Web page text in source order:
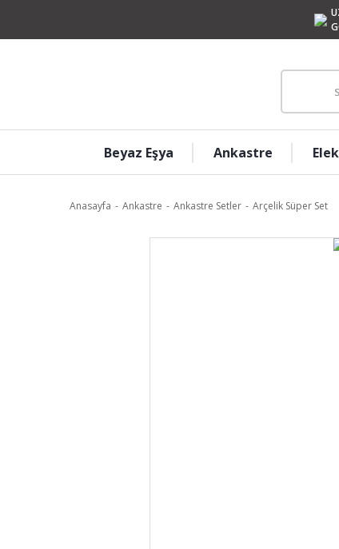
Beyaz Eşya Ankastre
Anasayfa Ankastre Ankastre Setler Arçelik Süper Set